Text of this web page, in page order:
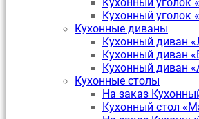
Кухонный уголок
Кухонные диваны
Кухонный диван
Кухонный диван
Кухонный диван
Кухонные столы
На заказ
Кухонный стол